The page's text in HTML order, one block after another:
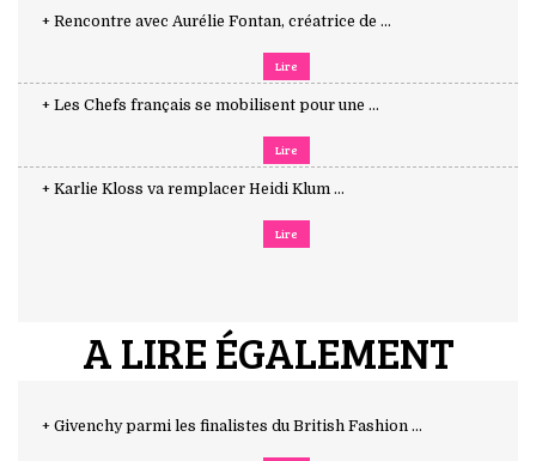
+ Rencontre avec Aurélie Fontan, créatrice de ...
Lire
+ Les Chefs français se mobilisent pour une ...
Lire
+ Karlie Kloss va remplacer Heidi Klum ...
Lire
A LIRE ÉGALEMENT
+ Givenchy parmi les finalistes du British Fashion ...